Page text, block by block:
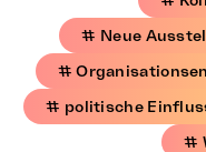
# Neue
#
# politische
#